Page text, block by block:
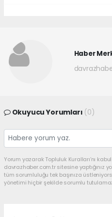
Haber
Okuyucu Yorumları (0)
Yorum yazarak Topluluk Kuralları’nı
davrazhaber.com.tr sitesine yaptığınız
tüm sorumluluğu tek başınıza
yönetimi hiçbir şekilde sorumlu